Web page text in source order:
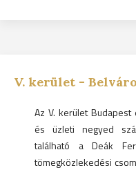
V. kerület -
Az V. kerület
és üzleti negyed
található a Deák
tömegközlekedési